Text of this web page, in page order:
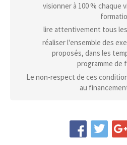
visionner à 100 % chaque
lire attentivement tous
réaliser l'ensemble des
proposés, dans les
programme de
Le non-respect de ces
au